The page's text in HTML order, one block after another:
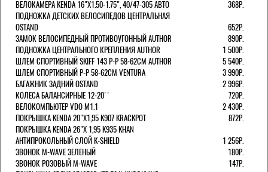
ВЕЛОКАМЕРА KENDA 16"Х1.50-1.75", 40/47-305 АВТО
368Р.
ПОДНОЖКА ДЕТСКИХ ВЕЛОСИПЕДОВ ЦЕНТРАЛЬНАЯ
OSTAND
652Р.
ЗАМОК ВЕЛОСИПЕДНЫЙ ПРОТИВОУГОННЫЙ AUTHOR
890Р.
ПОДНОЖКА ЦЕНТРАЛЬНОГО КРЕПЛЕНИЯ AUTHOR
1 500Р.
ШЛЕМ СПОРТИВНЫЙ SKIFF 143 Р-Р 58-62СМ AUTHOR
5 540Р.
ШЛЕМ СПОРТИВНЫЙ Р-Р 58-62СМ VENTURA
3 990Р.
БАГАЖНИК ЗАДНИЙ OSTAND
2 996Р.
КОЛЕСА БАЛАНСИРНЫЕ 12-20''
720Р.
ВЕЛОКОМПЬЮТЕР VDO M1.1
2 430Р.
ПОКРЫШКА KENDA 20"Х1,95 K907 KRACKPOT
872Р.
ПОКРЫШКА KENDA 26"Х 1,95 K935 KHAN
АНТИПРОКОЛЬНЫЙ СЛОЙ K-SHIELD
1 256Р.
ЗВОНОК M-WAVE ЗЕЛЕНЫЙ
180Р.
ЗВОНОК РОЗОВЫЙ M-WAVE
147Р.